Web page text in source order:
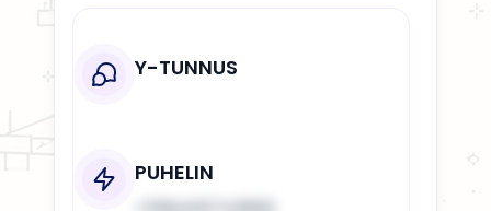
Y-TUNNUS
PUHELIN